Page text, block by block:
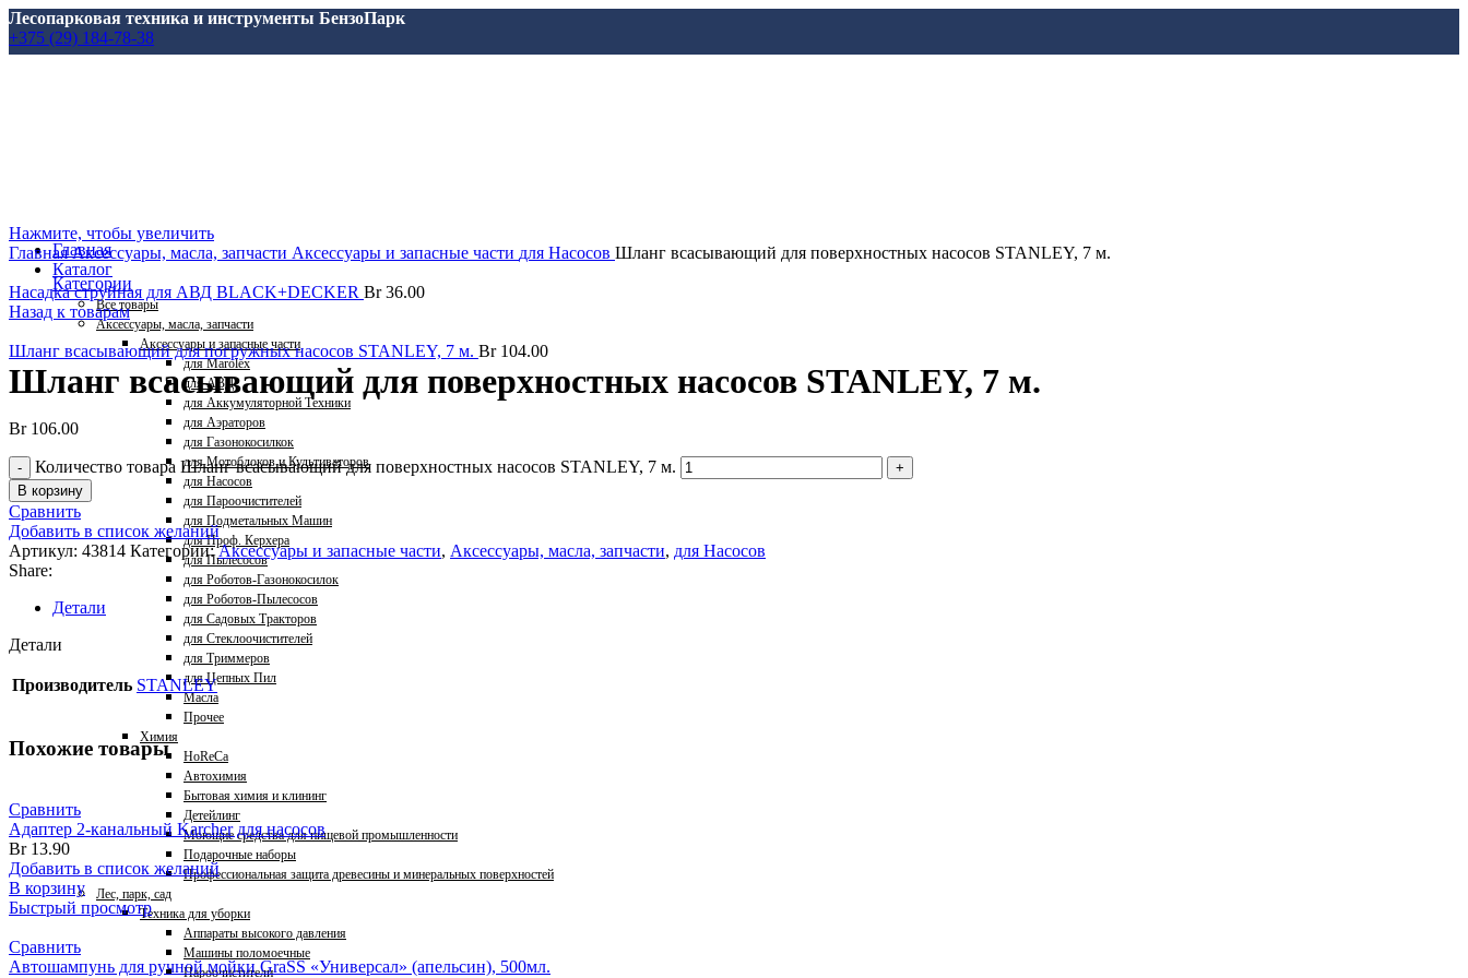
Лесопарковая техника и инструменты БензоПарк
+375 (29) 184-78-38
Главная
Каталог
Категории
Всетовары
Аксессуары, масла, запчасти
Аксессуары и запасные части
для Marolex
для АВД
для Аккумуляторной Техники
для Аэраторов
для Газонокосилкок
для Мотоблоков и Культиваторов
для Насосов
для Пароочистителей
для Подметальных Машин
для Проф. Керхера
для Пылесосов
для Роботов-Газонокосилок
для Роботов-Пылесосов
для Садовых Тракторов
для Стеклоочистителей
для Триммеров
для Цепных Пил
Масла
Прочее
Химия
HoReCa
Автохимия
Бытовая химия и клининг
Детейлинг
Моющие средства для пищевой промышленности
Подарочные наборы
Профессиональная защита древесины и минеральных поверхностей
Лес, парк, сад
Техника для уборки
Аппараты высокого давления
Машины поломоечные
Пароочистители
Нажмите, чтобы увеличить
ГлавнаяАксессуары, масла, запчасти Аксессуары и запасные части для Насосов Шланг всасывающий для поверхностных насосов STANLEY, 7 м.
Насадка струйная для АВД BLACK+DECKER Br36.00
Назад к товарам
Шланг всасывающий для погружных насосов STANLEY, 7 м. Br104.00
Шланг всасывающий для поверхностных насосов STANLEY, 7 м.
Br106.00
Количество товара Шланг всасывающий для поверхностных насосов STANLEY, 7 м.
В корзину
Сравнить
Добавить в список желаний
Артикул: 43814 Категории: Аксессуары и запасные части, Аксессуары, масла, запчасти, для Насосов
Share:
Детали
Детали
Производитель STANLEY
Похожие товары
Сравнить
Адаптер 2-канальный Karcher для насосов
Br13.90
Добавить в список желаний
В корзину
Быстрый просмотр
Сравнить
Автошампунь для ручной мойки GraSS «Универсал» (апельсин), 500мл.